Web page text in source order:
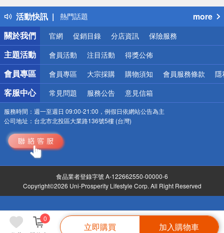
0
立即購買 加入購物車
活動快訊
熱門話題
銀行優惠
偏遠地區配送
詐騙網頁！請小心！
more
關於我們
官網 促銷目錄 分店資訊 保險服務
主題活動 會員活動 注目活動 得獎公佈
會員專區 會員專區 大宗採購 購物須知 會員服務條款 隱
客服中心 常見問題 服務公告 意見信箱
服務時間： 週一至週日 09:00-21:00，例假日依網站公告為主
公司地址： 台北市北投區大業路136號5樓 (台灣)
食品業者登錄字號 A-122662550-00000-6
Copyright©2026 Uni-Prosperity Lifestyle Corp. All Right Reserved